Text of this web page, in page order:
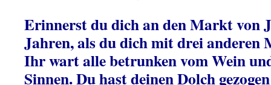
Erinnerst du dich an den Markt von
Jahren, als du dich mit drei anderen
Ihr wart alle betrunken vom Wein
Sinnen. Du hast deinen Dolch